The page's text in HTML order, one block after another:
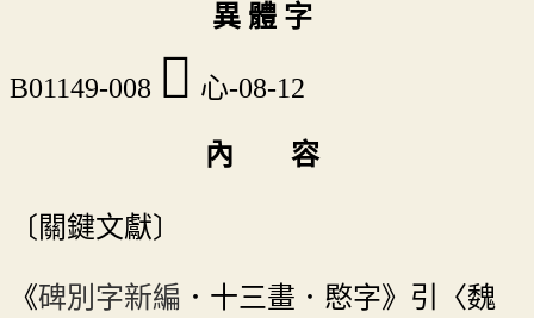
異 體 字
B01149-008 󷢂 心-08-12
內 容
〔關鍵文獻〕
《碑別字新編 ．十三畫．愍字》引〈魏